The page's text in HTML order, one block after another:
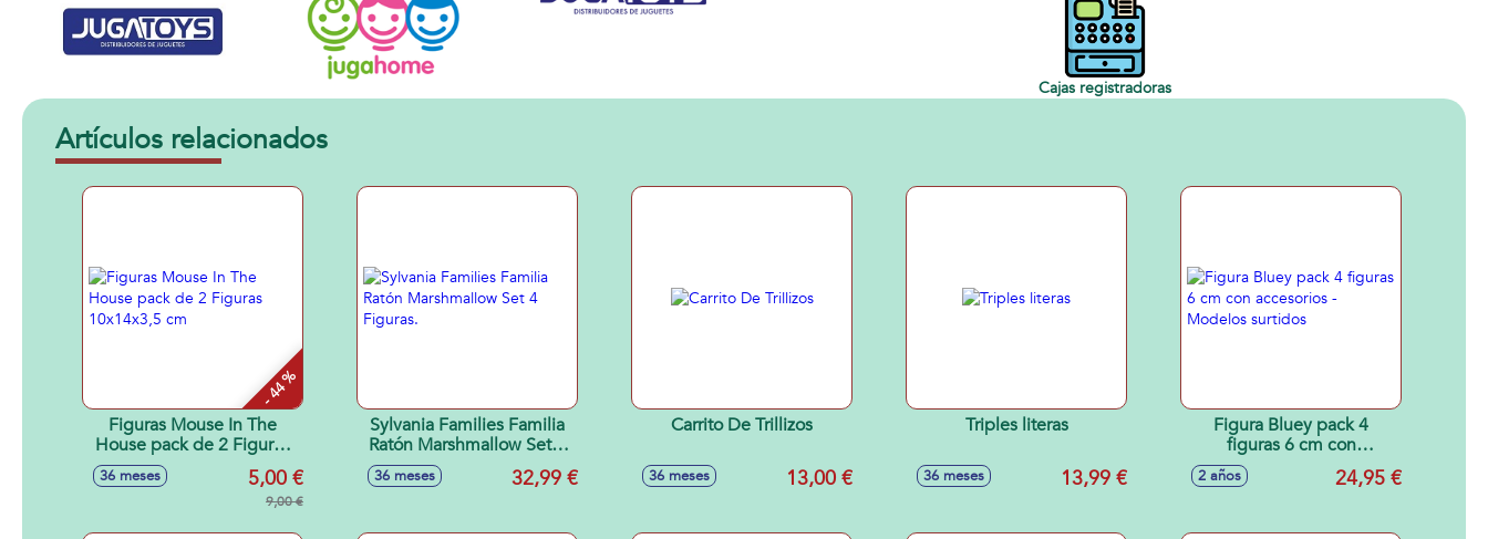
Cajas registradoras
Artículos relacionados
- 44 %
Figuras Mouse In The
House pack de 2 Figuras
10x14x3,5 cm
36 meses 5,00 €
9,00 €
Sylvania Families Familia
Ratón Marshmallow Set 4
Figuras.
36 meses 32,99 €
Carrito De Trillizos
36 meses 13,00 €
Triples literas
36 meses 13,99 €
Figura Bluey pack 4
figuras 6 cm con
accesorios - Modelos
2 años 24,95 €